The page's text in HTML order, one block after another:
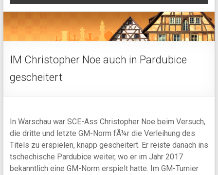
IM Christopher Noe auch in Pardubice
gescheitert
In Warschau war SCE-Ass Christopher Noe beim Versuch,
die dritte und letzte GM-Norm fÃ¼r die Verleihung des
Titels zu erspielen, knapp gescheitert. Er reiste danach ins
tschechische Pardubice weiter, wo er im Jahr 2017
bekanntlich eine GM-Norm erspielt hatte. Im GM-Turnier